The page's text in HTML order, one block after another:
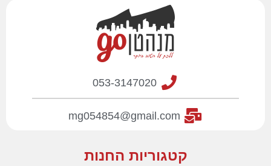
053-3147020
mg054854@gmail.com
קטגוריות החנות